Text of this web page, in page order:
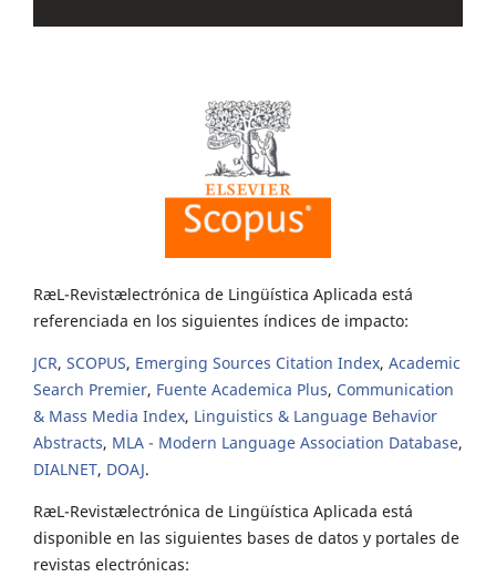
RæL-Revistælectrónica de Lingüística Aplicada está
referenciada en los siguientes índices de impacto:
JCR, SCOPUS, Emerging Sources Citation Index, Academic
Search Premier, Fuente Academica Plus, Communication
& Mass Media Index, Linguistics & Language Behavior
Abstracts, MLA - Modern Language Association Database,
DIALNET, DOAJ.
RæL-Revistælectrónica de Lingüística Aplicada está
disponible en las siguientes bases de datos y portales de
revistas electrónicas: